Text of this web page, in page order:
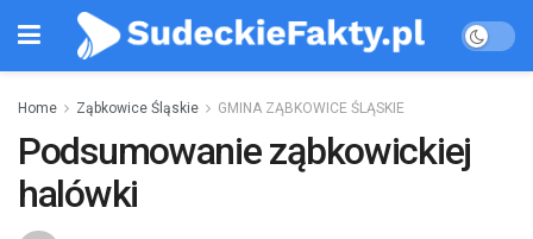
Home Ząbkowice Śląskie GMINA ZĄBKOWICE ŚLĄSKIE
Podsumowanie ząbkowickiej
halówki